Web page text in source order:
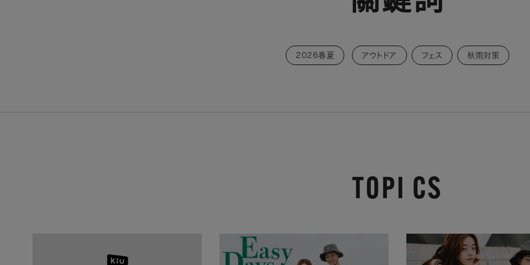
2026春夏 アウトドア フェス 秋雨対策
TOPI CS